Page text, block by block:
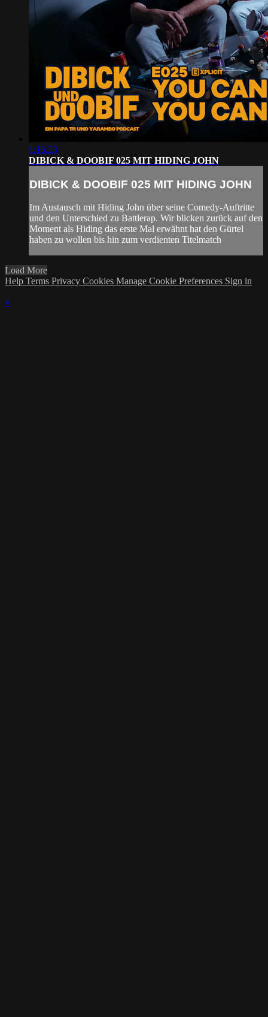
1:15:23
DIBICK & DOOBIF 025 MIT HIDING JOHN
DIBICK & DOOBIF 025 MIT HIDING JOHN
Im Austausch mit Hiding John über seine Comedy-Auftritte
und den Unterschied zu Battlerap. Wir blicken zurück auf den
Moment als Hiding das erste Mal erwähnt hat den Gürtel
haben zu wollen bis hin zum verdienten Titelmatch
Load More
Help Terms Privacy Cookies Manage Cookie Preferences Sign in
×